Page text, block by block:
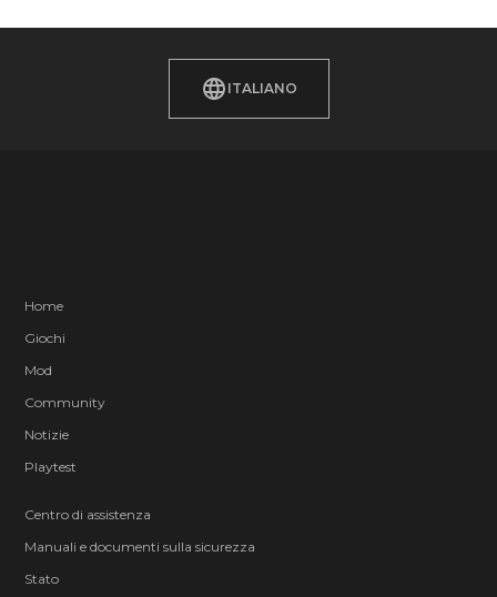
ITALIANO
Home
Giochi
Mod
Community
Notizie
Playtest
Centro di assistenza
Manuali e documenti sulla sicurezza
Stato